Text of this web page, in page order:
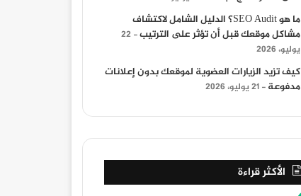
ما هو SEO Audit؟ الدليل الشامل لاكتشاف
مشاكل موقعك قبل أن تؤثر على الترتيب
22
يوليو، 2026
كيف تزيد الزيارات العضوية لموقعك بدون إعلانات
مدفوعة
21 يوليو، 2026
الأكثر قراءة